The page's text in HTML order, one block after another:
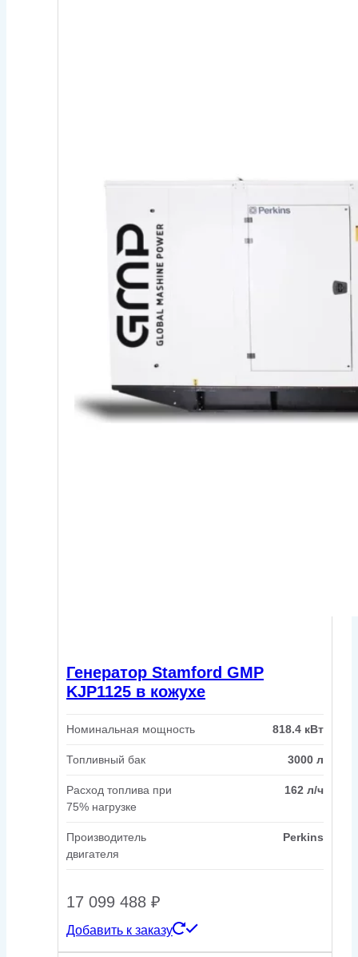
Генератор Stamford GMP
KJP1125 в кожухе
Номинальная мощность 818.4 кВт
Топливный бак 3000 л
Расход топлива при
75% нагрузке
162 л/ч
Производитель
двигателя
Perkins
17 099 488 ₽
Добавить к заказу